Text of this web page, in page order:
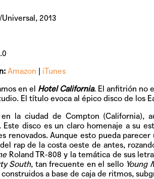
2013
Amazon | iTunes
en el Hotel California. El anfitrión no
El título evoca al épico disco de los
la ciudad de Compton (California),
Este disco es un claro homenaje a su
renovados. Aunque esto pueda
rap de la costa oeste de antes,
Roland TR-808 y la temática de sus
South, tan frecuente en el sello Young
a base de caja de ritmos,